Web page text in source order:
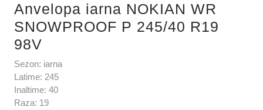
Anvelopa iarna NOKIAN WR
SNOWPROOF P 245/40 R19
98V
Sezon: iarna
Latime: 245
Inaltime: 40
Raza: 19